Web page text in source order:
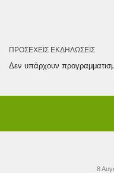
ΠΡΟΣΕΧΕΊΣ ΕΚΔΗΛΏΣΕΙΣ
Δεν υπάρχουν
8